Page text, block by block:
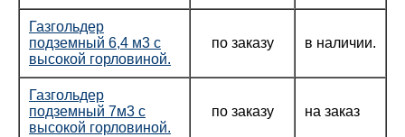
Газгольдер
подземный 6,4 м3 с
высокой горловиной.
по заказу в наличии.
Газгольдер
подземный 7м3 с
высокой горловиной.
по заказу на заказ